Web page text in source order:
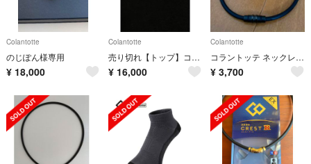
Colantotte
のじぽん様専用
¥ 18,000
Colantotte
売り切れ【トップ】コラントッテ TAO ネックレス スリム AURA mini
¥ 16,000
Colantotte
コラントッテ ネックレス クレスト⭐︎正規品⭐︎
¥ 3,700